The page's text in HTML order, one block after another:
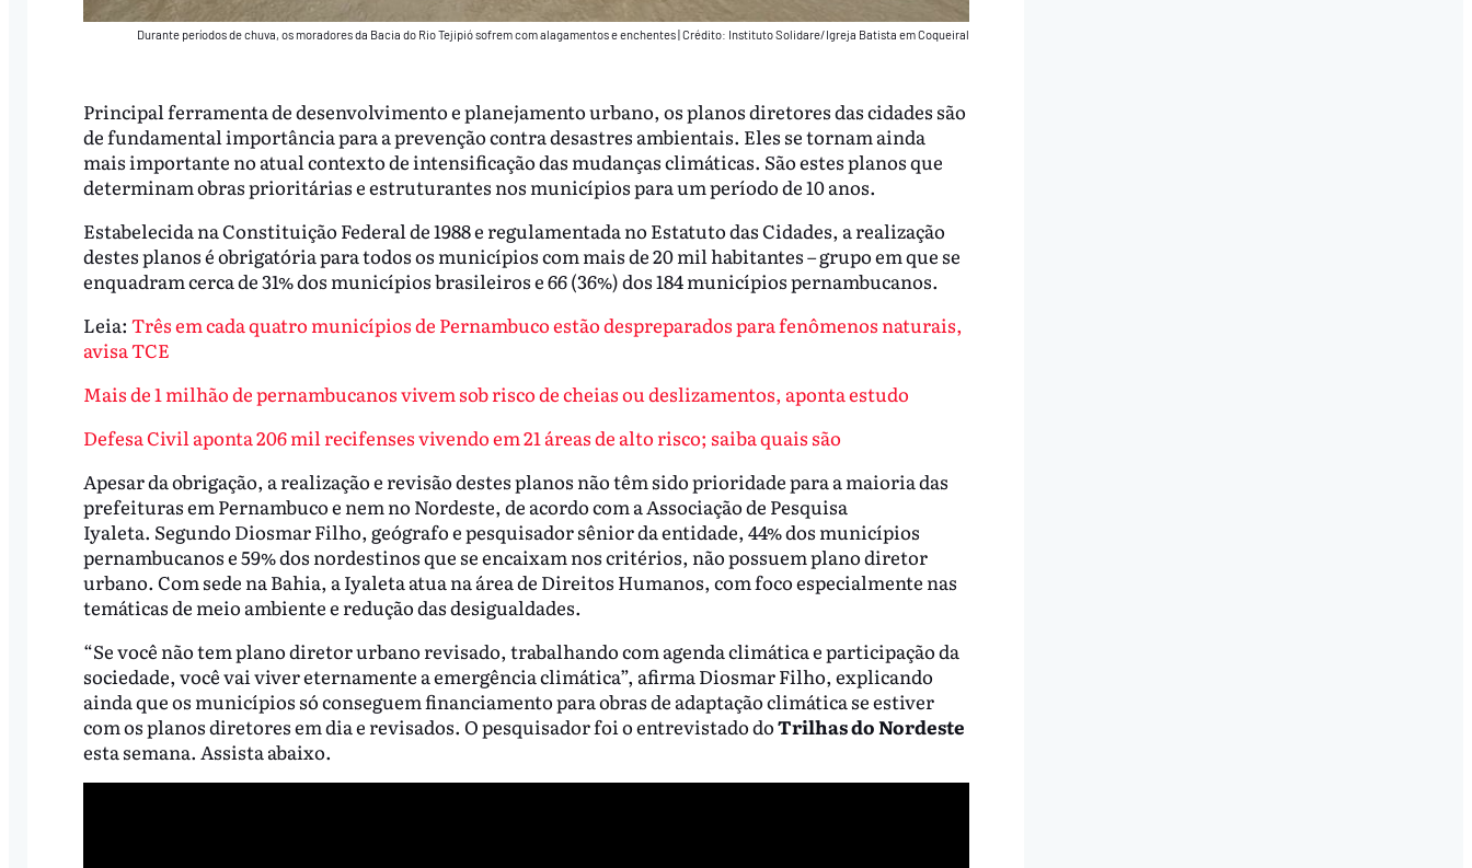
Durante períodos de chuva, os moradores da Bacia do Rio Tejipió sofrem com alagamentos e enchentes|Crédito: Instituto Solidare/Igreja Batista em Coqueiral
Principal ferramenta de desenvolvimento e planejamento urbano, os planos diretores das cidades são
de fundamental importância para a prevenção contra desastres ambientais. Eles se tornam ainda
mais importante no atual contexto de intensificação das mudanças climáticas. São estes planos que
determinam obras prioritárias e estruturantes nos municípios para um período de 10 anos.
Estabelecida na Constituição Federal de 1988 e regulamentada no Estatuto das Cidades, a realização
destes planos é obrigatória para todos os municípios com mais de 20 mil habitantes – grupo em que se
enquadram cerca de 31% dos municípios brasileiros e 66 (36%) dos 184 municípios pernambucanos.
Leia: Três em cada quatro municípios de Pernambuco estão despreparados para fenômenos naturais,
avisa TCE
Mais de 1 milhão de pernambucanos vivem sob risco de cheias ou deslizamentos, aponta estudo
Defesa Civil aponta 206 mil recifenses vivendo em 21 áreas de alto risco; saiba quais são
Apesar da obrigação, a realização e revisão destes planos não têm sido prioridade para a maioria das
prefeituras em Pernambuco e nem no Nordeste, de acordo com a Associação de Pesquisa
Iyaleta. Segundo Diosmar Filho, geógrafo e pesquisador sênior da entidade, 44% dos municípios
pernambucanos e 59% dos nordestinos que se encaixam nos critérios, não possuem plano diretor
urbano. Com sede na Bahia, a Iyaleta atua na área de Direitos Humanos, com foco especialmente nas
temáticas de meio ambiente e redução das desigualdades.
“Se você não tem plano diretor urbano revisado, trabalhando com agenda climática e participação da
sociedade, você vai viver eternamente a emergência climática”, afirma Diosmar Filho, explicando
ainda que os municípios só conseguem financiamento para obras de adaptação climática se estiver
com os planos diretores em dia e revisados. O pesquisador foi o entrevistado doTrilhas do Nordeste
esta semana. Assista abaixo.